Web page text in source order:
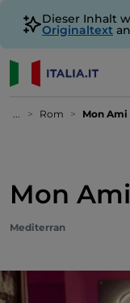
Dieser Inhalt
Originaltext
... Rom Mon Ami
Mon Ami
Mediterran